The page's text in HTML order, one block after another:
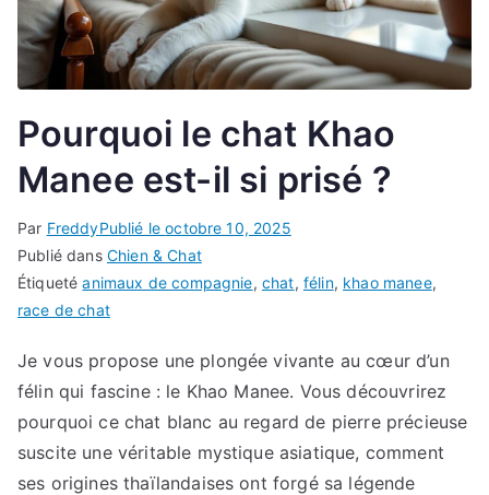
Pourquoi le chat Khao
Manee est-il si prisé ?
Par FreddyPublié leoctobre 10, 2025
Publié dans Chien & Chat
Étiquetéanimaux de compagnie, chat, félin, khao manee,
race de chat
Je vous propose une plongée vivante au cœur d’un
félin qui fascine : le Khao Manee. Vous découvrirez
pourquoi ce chat blanc au regard de pierre précieuse
suscite une véritable mystique asiatique, comment
ses origines thaïlandaises ont forgé sa légende